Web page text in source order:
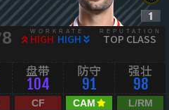
8 WORKRATE
HIGH HIGH
REPUTATION
TOP CLASS
盘带
104
防守
91
强壮
98
CF CAM L/RM